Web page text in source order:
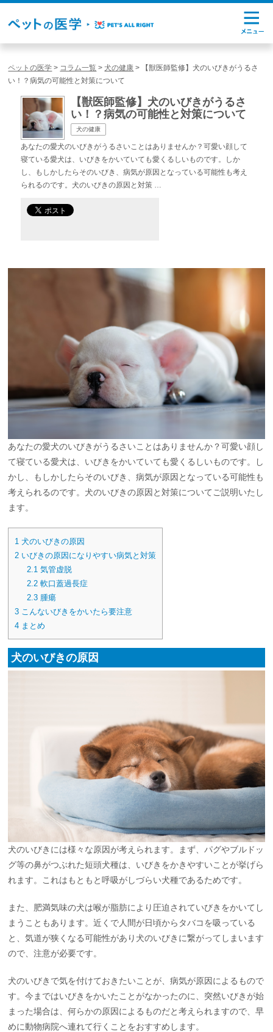
ペットの医学 > コラム一覧 >犬の健康 >
【獣医師監修】犬のいびきがうるさ
い！？病気の可能性と対策について
【獣医師監修】犬のいびきがうるさ
い！？病気の可能性と対策について
犬の健康
あなたの愛犬のいびきがうるさいことはありませんか？可愛い顔して
寝ている愛犬は、いびきをかいていても愛くるしいものです。しか
し、もしかしたらそのいびき、病気が原因となっている可能性も考え
られるのです。犬のいびきの原因と対策 …
あなたの愛犬のいびきがうるさいことはありませんか？可愛い顔し
て寝ている愛犬は、いびきをかいていても愛くるしいものです。し
かし、もしかしたらそのいびき、病気が原因となっている可能性も
考えられるのです。犬のいびきの原因と対策についてご説明いたし
ます。
1 犬のいびきの原因
2 いびきの原因になりやすい病気と対策
2.1 気管虚脱
2.2 軟口蓋過長症
2.3 腫瘍
3 こんないびきをかいたら要注意
4 まとめ
犬のいびきの原因
犬のいびきには様々な原因が考えられます。まず、パグやブルドッ
グ等の鼻がつぶれた短頭犬種は、いびきをかきやすいことが挙げら
れます。これはもともと呼吸がしづらい犬種であるためです。
また、肥満気味の犬は喉が脂肪により圧迫されていびきをかいてし
まうこともあります。近くで人間が日頃からタバコを吸っている
と、気道が狭くなる可能性があり犬のいびきに繋がってしまいます
ので、注意が必要です。
犬のいびきで気を付けておきたいことが、病気が原因によるもので
す。今まではいびきをかいたことがなかったのに、突然いびきが始
まった場合は、何らかの原因によるものだと考えられますので、早
めに動物病院へ連れて行くことをおすすめします。